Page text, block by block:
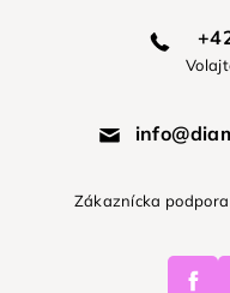
Zákaznícka podpora